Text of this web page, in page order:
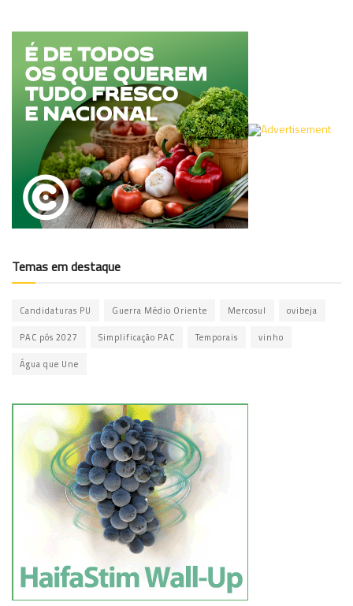
Temas em destaque
Candidaturas PU Guerra Médio Oriente Mercosul ovibeja
PAC pós 2027 Simplificação PAC Temporais vinho
Água que Une